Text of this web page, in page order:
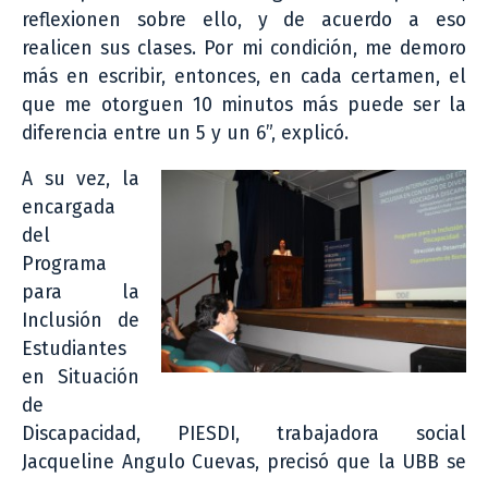
reflexionen sobre ello, y de acuerdo a eso
realicen sus clases. Por mi condición, me demoro
más en escribir, entonces, en cada certamen, el
que me otorguen 10 minutos más puede ser la
diferencia entre un 5 y un 6”, explicó.
A su vez, la
encargada
del
Programa
para la
Inclusión de
Estudiantes
en Situación
de
Discapacidad, PIESDI, trabajadora social
Jacqueline Angulo Cuevas, precisó que la UBB se